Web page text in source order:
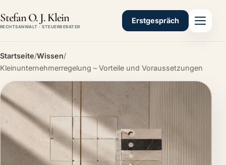
Stefan O. J. Klein
RECHTSANWALT · STEUERBERATER
Erstgespräch
Startseite/Wissen/
Kleinunternehmerregelung – Vorteile und Voraussetzungen